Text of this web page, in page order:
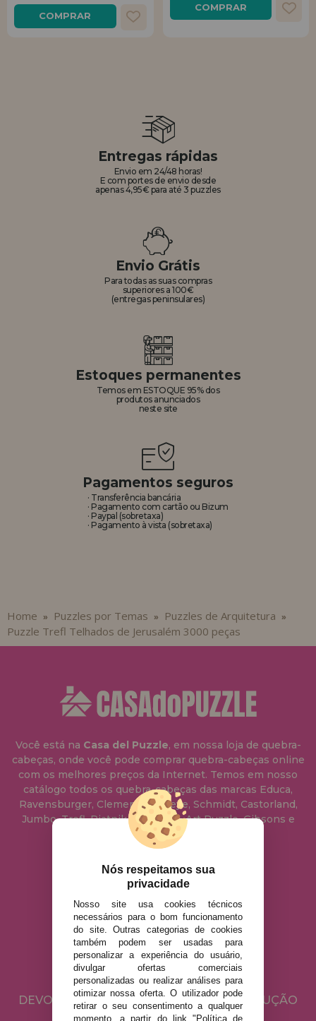
COMPRAR
COMPRAR
Entregas rápidas
Envio em 24/48 horas!
E com portes de envio desde
apenas 4,95€ para até 3 puzzles
Envio Grátis
Para todas as suas compras
superiores a 100€
(entregas peninsulares)
Estoques permanentes
Temos em ESTOQUE 95% dos
produtos anunciados
neste site
Pagamentos seguros
· Transferência bancária
· Pagamento com cartão ou Bizum
· Paypal (sobretaxa)
· Pagamento à vista (sobretaxa)
Home » Puzzles por Temas » Puzzles de Arquitetura »
Puzzle Trefl Telhados de Jerusalém 3000 peças
Você está na Casa del Puzzle, em nossa loja de quebra-
cabeças, onde você pode comprar quebra-cabeças online
com os melhores preços da Internet. Temos em nosso
catálogo todos os quebra-cabeças das marcas Educa,
Ravensburger, Clementoni, Heye, Schmidt, Castorland,
Jumbo, Trefl, Piatnik, Anatolian, Art Puzzle, Gibsons e
muito mais.
info@casadopuzzle.pt
AVISO LEGAL
POLÍTICA DE PRIVACIDADE
POLÍTICA DE COOKIES
ENVIO E DEVOLUÇÕES
DEVOLUÇÕES / DIREITO DE LIVRE RESOLUÇÃO
Nós respeitamos sua
privacidade
Nosso site usa cookies técnicos
necessários para o bom funcionamento
do site. Outras categorias de cookies
também podem ser usadas para
personalizar a experiência do usuário,
divulgar ofertas comerciais
personalizadas ou realizar análises para
otimizar nossa oferta. O utilizador pode
retirar o seu consentimento a qualquer
momento, a partir do link "Política de